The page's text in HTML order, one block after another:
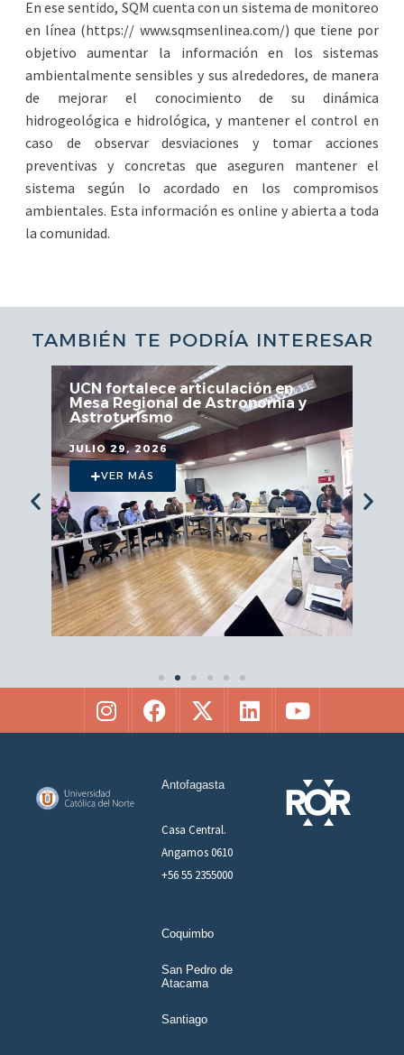
En ese sentido, SQM cuenta con un sistema de monitoreo
en línea (https:// www.sqmsenlinea.com/) que tiene por
objetivo aumentar la información en los sistemas
ambientalmente sensibles y sus alrededores, de manera
de mejorar el conocimiento de su dinámica
hidrogeológica e hidrológica, y mantener el control en
caso de observar desviaciones y tomar acciones
preventivas y concretas que aseguren mantener el
sistema según lo acordado en los compromisos
ambientales. Esta información es online y abierta a toda
la comunidad.
TAMBIÉN TE PODRÍA INTERESAR
UCN fortalece articulación en
Mesa Regional de Astronomía y
Astroturismo
JULIO 29, 2026
VER MÁS
Antofagasta
Coquimbo
San Pedro de
Atacama
Santiago
Casa Central.
Angamos 0610
+56 55 2355000